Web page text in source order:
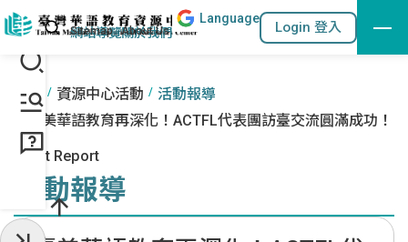
跳到主要內容區塊
::: 站內搜尋
網站導覽關於我們
Language
Login 登入
:::
首頁 資源中心活動
活動報導
臺美華語教育再深化！ACTFL代表團訪臺交流圓滿成功！
Event Report
活動報導